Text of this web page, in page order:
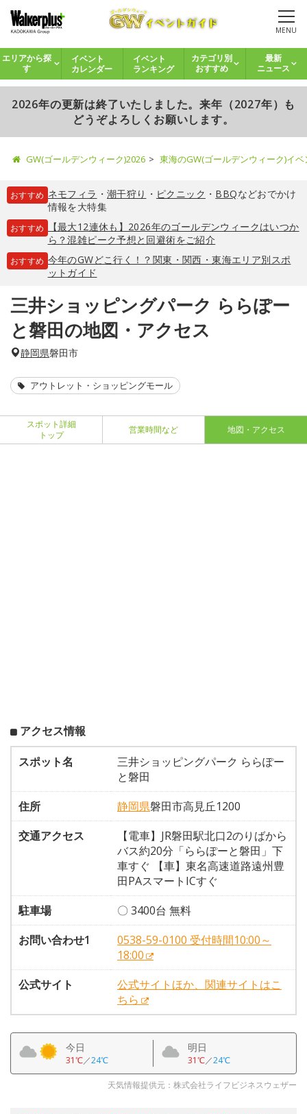
MENU
エリアから探
す
イベント
カレンダー
イベント
ランキング
カテゴリ別
おすすめ
最新
ニュース
2026年の更新は終了いたしました。来年（2027年）も
どうぞよろしくお願いします。
GW(ゴールデンウィーク)2026 東海のGW(ゴールデンウィーク)イ
おすすめ ネモフィラ ・ 潮干狩り ・ ピクニック ・ BBQなどおでかけ
情報を大特集
おすすめ
【最大12連休も】2026年のゴールデンウィークはいつか
ら？混雑ピーク予想と回避術をご紹介
おすすめ 今年のGWどこ行く！？関東・関西・東海エリア別スポ
ットガイド
三井ショッピングパーク ららぽー
と磐田の地図・アクセス
静岡県磐田市
アウトレット・ショッピングモール
スポット詳細
トップ
営業時間など 地図・アクセス
アクセス情報
スポット名
三井ショッピングパーク ららぽー
と磐田
住所
静岡県磐田市高見丘1200
交通アクセス
【電車】JR磐田駅北口2のりばから
バス約20分「ららぽーと磐田」下
車すぐ 【車】東名高速道路遠州豊
田PAスマートICすぐ
駐車場
〇 3400台 無料
お問い合わせ1
0538-59-0100 受付時間10:00～
18:00
公式サイト
公式サイトほか、関連サイトはこ
ちら
今日
31℃／24℃
明日
31℃／24℃
天気情報提供元：株式会社ライフビジネスウェザー